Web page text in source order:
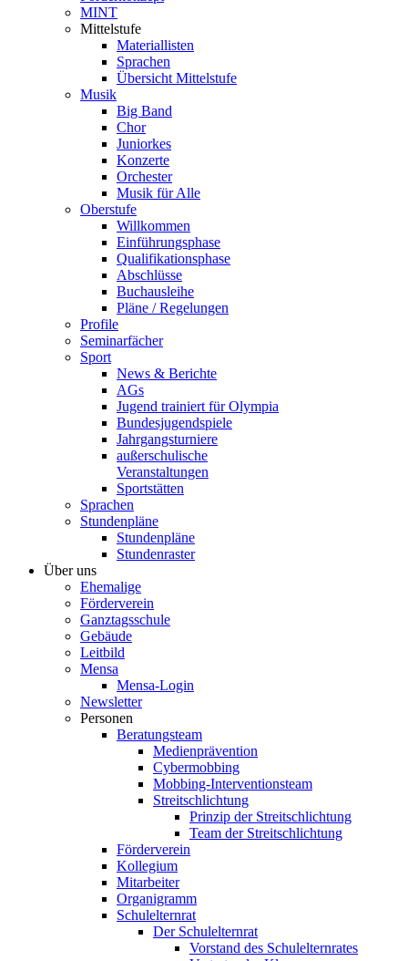
MINT
Mittelstufe
Materiallisten
Sprachen
Übersicht Mittelstufe
Musik
Big Band
Chor
Juniorkes
Konzerte
Orchester
Musik für Alle
Oberstufe
Willkommen
Einführungsphase
Qualifikationsphase
Abschlüsse
Buchausleihe
Pläne / Regelungen
Profile
Seminarfächer
Sport
News & Berichte
AGs
Jugend trainiert für Olympia
Bundesjugendspiele
Jahrgangsturniere
außerschulische
Veranstaltungen
Sportstätten
Sprachen
Stundenpläne
Stundenpläne
Stundenraster
Über uns
Ehemalige
Förderverein
Ganztagsschule
Gebäude
Leitbild
Mensa
Mensa-Login
Newsletter
Personen
Beratungsteam
Medienprävention
Cybermobbing
Mobbing-Interventionsteam
Streitschlichtung
Prinzip der Streitschlichtung
Team der Streitschlichtung
Förderverein
Kollegium
Mitarbeiter
Organigramm
Schulelternrat
Der Schulelternrat
Vorstand des Schulelternrates